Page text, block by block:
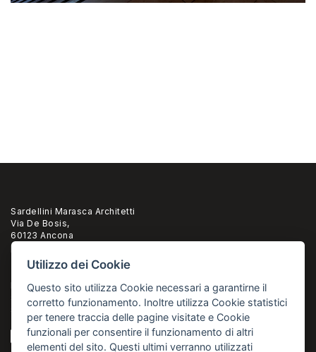
Sardellini Marasca Architetti
Via De Bosis,
60123 Ancona
pi 02294960428
F.+39 071 2082631
studio@sardellinimarasca.com
sardellinimarasca@pec.it
Utilizzo dei Cookie
Questo sito utilizza Cookie necessari a garantirne il
corretto funzionamento. Inoltre utilizza Cookie statistici
per tenere traccia delle pagine visitate e Cookie
funzionali per consentire il funzionamento di altri
elementi del sito. Questi ultimi verranno utilizzati